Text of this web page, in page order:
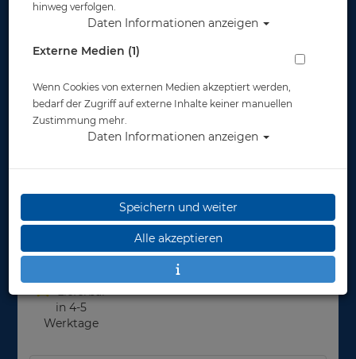
Polaris DIR Hebesack - 31 Liter - orange
Artikelnr.: pol-20888
Herstellerpreis: 106,00 €
79,95 €*
Lieferbar
in 4-5
Werktage
hinweg verfolgen.
Daten Informationen anzeigen
Externe Medien (1)
Wenn Cookies von externen Medien akzeptiert werden,
bedarf der Zugriff auf externe Inhalte keiner manuellen
Zustimmung mehr.
Daten Informationen anzeigen
Speichern und weiter
Alle akzeptieren